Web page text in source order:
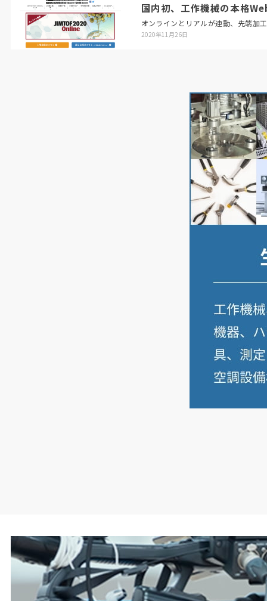
国内初、工作機械の本格
オンラインとリアルが連動、先端加
2020年11月26日